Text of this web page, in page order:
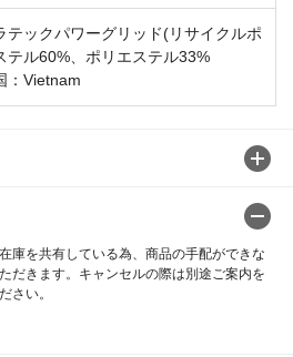
テックパワーグリッド(リサイクルポ
テル60%、ポリエステル33%
：Vietnam
庫を共有している為、商品の手配ができな
だきます。キャンセルの際は別途ご案内を
さい。